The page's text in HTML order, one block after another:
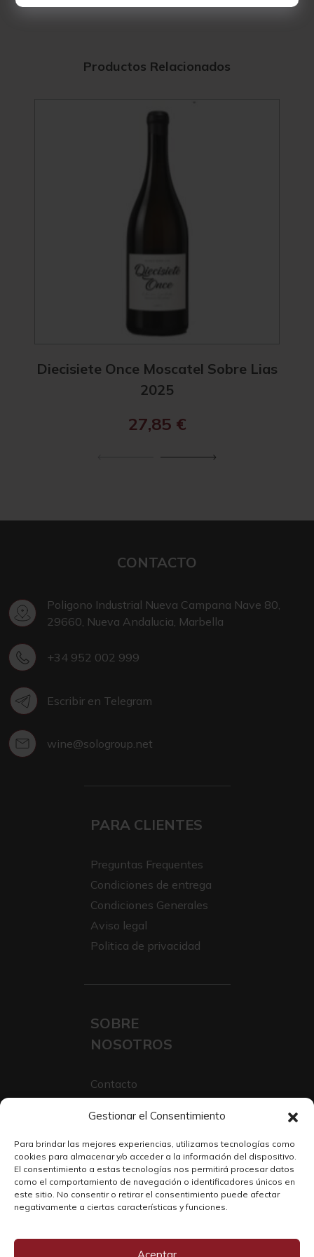
Gestionar el Consentimiento
Para brindar las mejores experiencias, utilizamos tecnologías como
cookies para almacenar y/o acceder a la información del dispositivo.
El consentimiento a estas tecnologías nos permitirá procesar datos
como el comportamiento de navegación o identificadores únicos en
este sitio. No consentir o retirar el consentimiento puede afectar
negativamente a ciertas características y funciones.
Aceptar
Productos Relacionados
Diecisiete Once Moscatel Sobre Lias
2025
27,85 €
CONTACTO
Poligono Industrial Nueva Campana Nave 80,
29660, Nueva Andalucia, Marbella
+34 952 002 999
Escribir en Telegram
wine@sologroup.net
PARA CLIENTES
Preguntas Frequentes
Condiciones de entrega
Condiciones Generales
Aviso legal
Politica de privacidad
SOBRE
NOSOTROS
Contacto